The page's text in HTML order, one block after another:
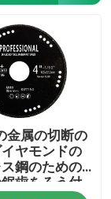
金属の切断の
ヤモンドの
鋼のための
歯をろう付